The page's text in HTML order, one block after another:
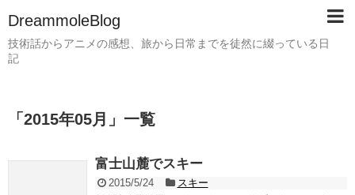
DreammoleBlog
技術話からアニメの感想、旅から日常までを徒然に綴っている日
記
「 2015年05月 」 一覧
富士山麓でスキー
2015/5/24
スキー